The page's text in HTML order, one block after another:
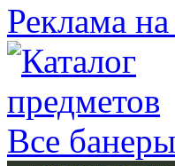
Реклама на
Все